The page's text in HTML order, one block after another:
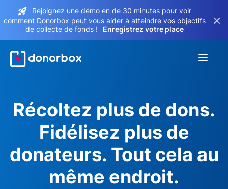
Rejoignez une démo en de 30 minutes pour voir
comment Donorbox peut vous aider à atteindre vos objectifs
de collecte de fonds !
Enregistrez votre place
×
Récoltez plus de dons.
Fidélisez plus de
donateurs. Tout cela au
même endroit.